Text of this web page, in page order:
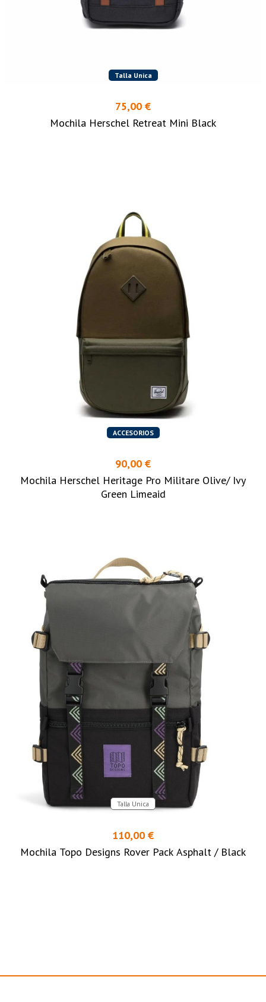
Talla Unica
75,00 €
Mochila Herschel Retreat Mini Black
ACCESORIOS
90,00 €
Mochila Herschel Heritage Pro Militare Olive/ Ivy
Green Limeaid
Talla Unica
110,00 €
Mochila Topo Designs Rover Pack Asphalt / Black